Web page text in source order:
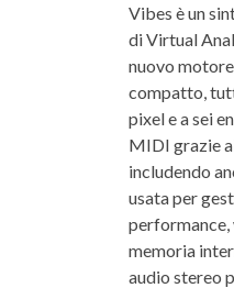
Vibes è un
di Virtual
nuovo
compatto,
pixel e a sei
MIDI grazie
includendo
usata per
performance,
memoria
audio stereo